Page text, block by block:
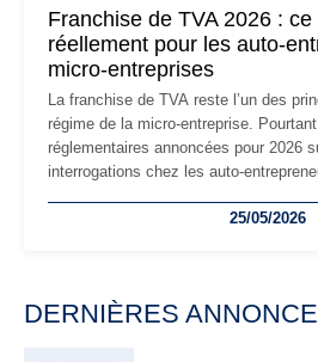
Franchise de TVA 2026 :
réellement pour les auto-
micro-entreprises
La franchise de TVA reste l’un des
régime de la micro-entreprise.
réglementaires annoncées pour 2026
interrogations chez les auto-
facturation ou risque de bascule vers
25/05/2026
DERNIÈRES